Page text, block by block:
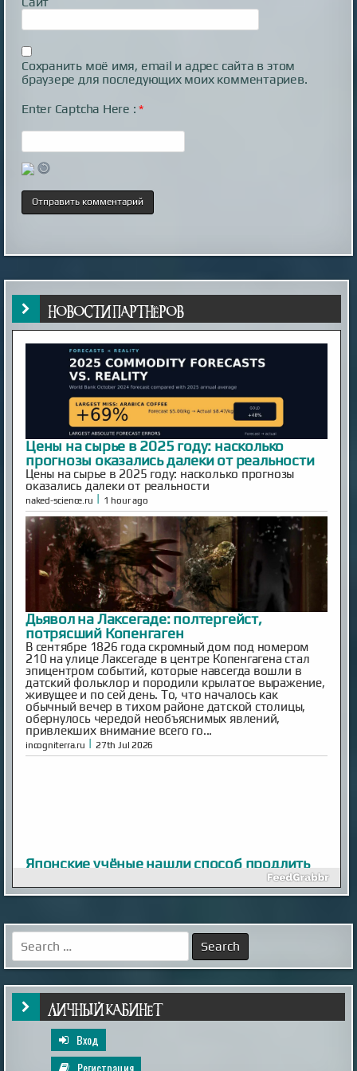
Сохранить моё имя, email и адрес сайта в этом
браузере для последующих моих комментариев.
Enter Captcha Here :*
НОВОСТИ ПАРТНЁРОВ
Цены на сырье в 2025 году: насколько
прогнозы оказались далеки от реальности
Цены на сырье в 2025 году: насколько прогнозы
оказались далеки от реальности
naked-science.ru | 1 hour ago
Дьявол на Лаксегаде: полтергейст,
потрясший Копенгаген
В сентябре 1826 года скромный дом под номером
210 на улице Лаксегаде в центре Копенгагена стал
эпицентром событий, которые навсегда вошли в
датский фольклор и породили крылатое выражение,
живущее и по сей день. То, что началось как
обычный вечер в тихом районе датской столицы,
обернулось чередой необъяснимых явлений,
привлекших внимание всего го...
incogniterra.ru | 27th Jul 2026
Японские учёные нашли способ продлить
Средняя продолжительность жизни домашних
хронических заболеваний. Особенно уязвимы
породистые животные.
esoreiter.ru
Search
for:
ЛИЧНЫЙ КАБИНЕТ
Вход
Регистрация